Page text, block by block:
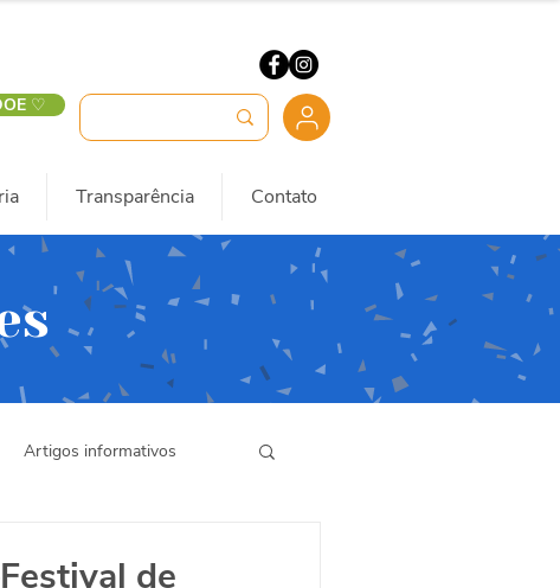
♡
Transparência Contato
Artigos informativos
de